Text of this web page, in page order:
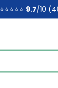
9.7/10